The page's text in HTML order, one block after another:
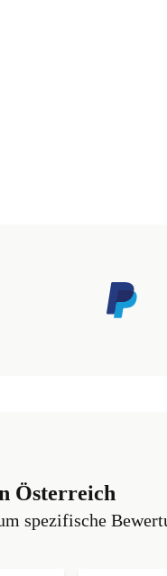
Österreich
spezifische